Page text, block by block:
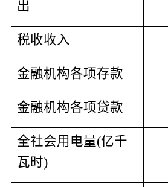
出
税收收入
金融机构各项存款
金融机构各项贷款
全社会用电量(亿千
瓦时)